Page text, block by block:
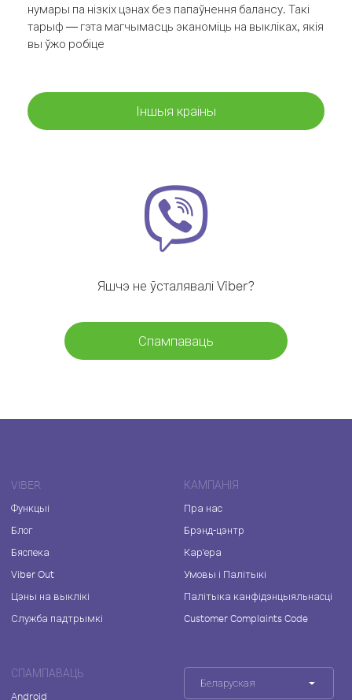
нумары па нізкіх цэнах без папаўнення балансу. Такі
тарыф — гэта магчымасць эканоміць на выкліках, якія
вы ўжо робіце
Іншыя краіны
Яшчэ не ўсталявалі Viber?
Спампаваць
VIBER
Функцыі
Блог
Бяспека
Viber Out
Цэны на выклікі
Служба падтрымкі
КАМПАНІЯ
Пра нас
Брэнд-цэнтр
Кар'ера
Умовы і Палітыкі
Палітыка канфідэнцыяльнасці
Customer Complaints Code
СПАМПАВАЦЬ
Android
Беларуская